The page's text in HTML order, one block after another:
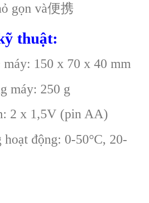
gọn và便携
thuật:
150 x 70 x 40 mm
máy: 250 g
2 x 1,5V (pin AA)
động: 0-50°C, 20-